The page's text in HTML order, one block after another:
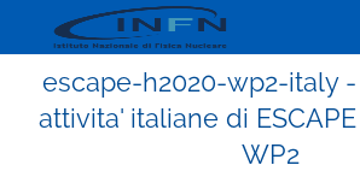
escape-h2020-wp2-italy
attivita' italiane di
WP2